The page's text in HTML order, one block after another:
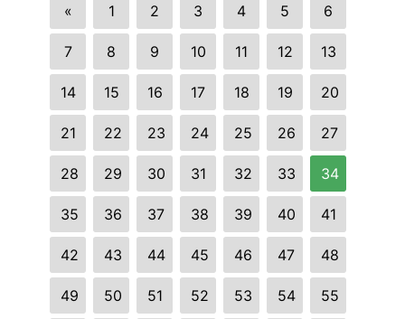
« 1 2 3 4 5 6
7 8 9 10 11 12 13
14 15 16 17 18 19 20
21 22 23 24 25 26 27
28 29 30 31 32 33 34
35 36 37 38 39 40 41
42 43 44 45 46 47 48
49 50 51 52 53 54 55